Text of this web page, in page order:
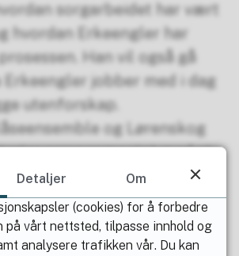
sorgarbeidet har vært
hvordan Erkeengler har
Han vil også gå
Erkeengler jobber med i dag
utenforskap.
og Lørenskog
arrangementet med et
er gratis.
Detaljer
Om
(cookies) for å forbedre
på vårt nettsted, tilpasse innhold og
analysere trafikken vår. Du kan